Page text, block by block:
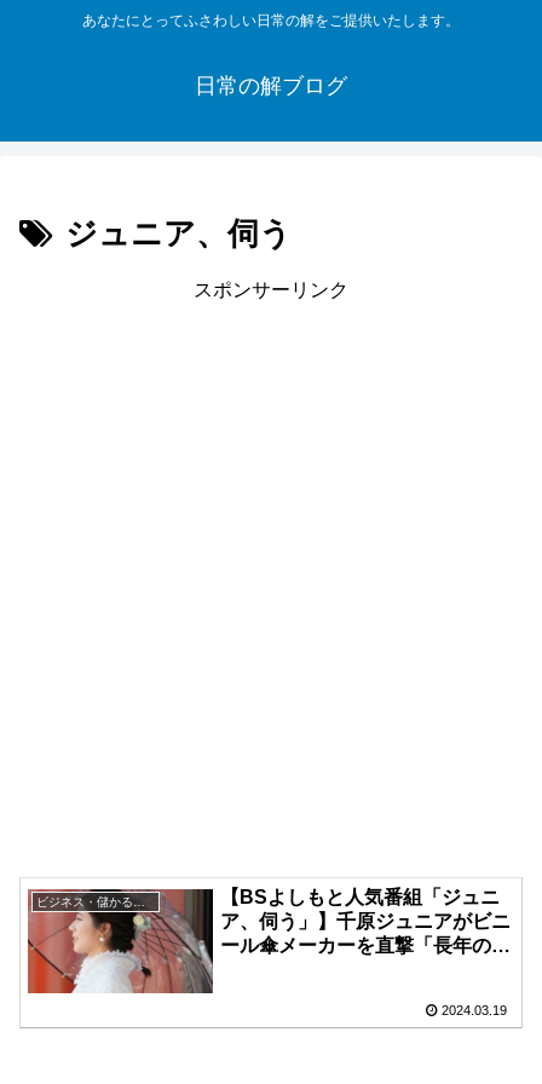
あなたにとってふさわしい日常の解をご提供いたします。
日常の解ブログ
ジュニア、伺う
スポンサーリンク
ビジネス・儲かる戦略
【BSよしもと人気番組「ジュニ
ア、伺う」】千原ジュニアがビニ
ール傘メーカーを直撃「長年の歴
2024.03.19